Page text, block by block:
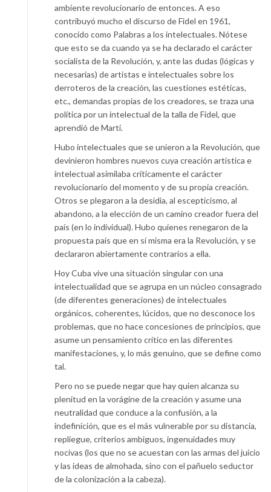
ambiente revolucionario de entonces. A eso
contribuyó mucho el discurso de Fidel en 1961,
conocido como Palabras a los intelectuales. Nótese
que esto se da cuando ya se ha declarado el carácter
socialista de la Revolución, y, ante las dudas (lógicas y
necesarias) de artistas e intelectuales sobre los
derroteros de la creación, las cuestiones estéticas,
etc., demandas propias de los creadores, se traza una
política por un intelectual de la talla de Fidel, que
aprendió de Martí.
Hubo intelectuales que se unieron a la Revolución, que
devinieron hombres nuevos cuya creación artística e
intelectual asimilaba críticamente el carácter
revolucionario del momento y de su propia creación.
Otros se plegaron a la desidia, al escepticismo, al
abandono, a la elección de un camino creador fuera del
país (en lo individual). Hubo quienes renegaron de la
propuesta país que en sí misma era la Revolución, y se
declararon abiertamente contrarios a ella.
Hoy Cuba vive una situación singular con una
intelectualidad que se agrupa en un núcleo consagrado
(de diferentes generaciones) de intelectuales
orgánicos, coherentes, lúcidos, que no desconoce los
problemas, que no hace concesiones de principios, que
asume un pensamiento crítico en las diferentes
manifestaciones, y, lo más genuino, que se define como
tal.
Pero no se puede negar que hay quien alcanza su
plenitud en la vorágine de la creación y asume una
neutralidad que conduce a la confusión, a la
indefinición, que es el más vulnerable por su distancia,
repliegue, criterios ambiguos, ingenuidades muy
nocivas (los que no se acuestan con las armas del juicio
y las ideas de almohada, sino con el pañuelo seductor
de la colonización a la cabeza).